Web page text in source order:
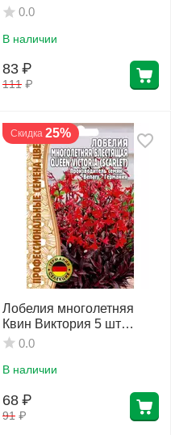
Сады Азии
0.0
В наличии
111 ₽
83 ₽
Скидка 25%
Лобелия многолетняя
Квин Виктория 5 шт
РЕДКИЕ СЕМЕНА
0.0
В наличии
91 ₽
68 ₽